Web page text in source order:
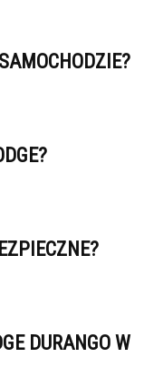
DURANGO W